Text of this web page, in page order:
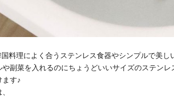
料理によく合うステンレス食器やシンプルで美
や副菜を入れるのにちょうどいいサイズのステン
す♪